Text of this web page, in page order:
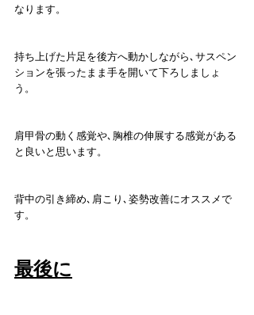
なります。
持ち上げた片足を後方へ動かしながら､サスペン
ションを張ったまま手を開いて下ろしましょ
う。
肩甲骨の動く感覚や､胸椎の伸展する感覚がある
と良いと思います。
背中の引き締め､肩こり､姿勢改善にオススメで
す。
最後に